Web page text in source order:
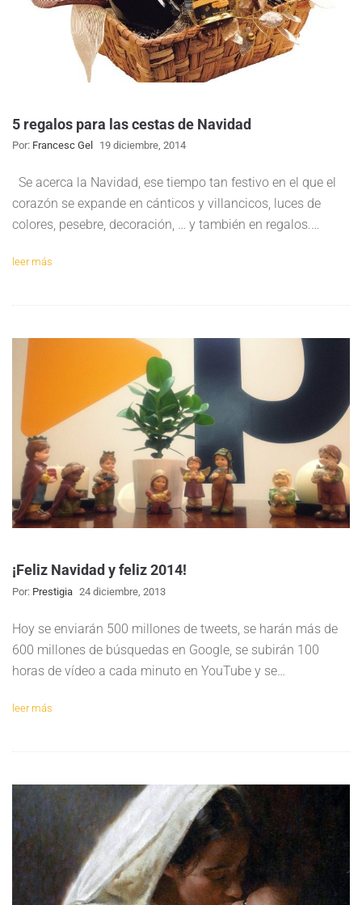
5 regalos para las cestas de Navidad
Por: Francesc Gel 19 diciembre, 2014
Se acerca la Navidad, ese tiempo tan festivo en el que el
corazón se expande en cánticos y villancicos, luces de
colores, pesebre, decoración, … y también en regalos.…
leer más
¡Feliz Navidad y feliz 2014!
Por: Prestigia 24 diciembre, 2013
Hoy se enviarán 500 millones de tweets, se harán más de
600 millones de búsquedas en Google, se subirán 100
horas de vídeo a cada minuto en YouTube y se…
leer más